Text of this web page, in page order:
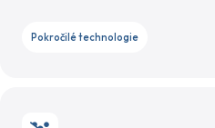
Pokročilé technologie